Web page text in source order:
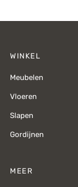
WINKEL
Meubelen
Vloeren
Slapen
Gordijnen
MEER